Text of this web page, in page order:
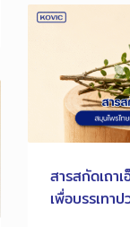
สารสกัดเถา
เพื่อบรรเทา